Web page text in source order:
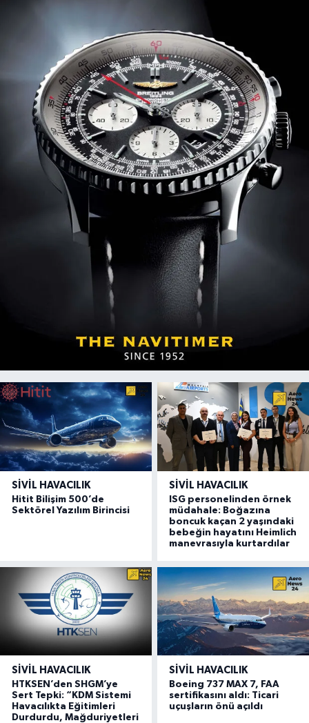
SIVIL HAVACILIK
Hitit Bilişim 500’de
Sektörel Yazılım Birincisi
SIVIL HAVACILIK
ISG personelinden örnek
müdahale: Boğazına
boncuk kaçan 2 yaşındaki
bebeğin hayatını Heimlich
manevrasıyla kurtardılar
SIVIL HAVACILIK
HTKSEN’den SHGM’ye
Sert Tepki: “KDM Sistemi
Havacılıkta Eğitimleri
Durdurdu, Mağduriyetleri
SIVIL HAVACILIK
Boeing 737 MAX 7, FAA
sertifikasını aldı: Ticari
uçuşların önü açıldı